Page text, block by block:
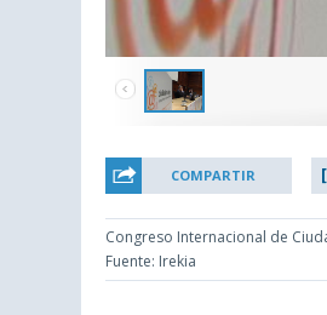
COMPARTIR
Congreso Internacional de
Fuente: Irekia